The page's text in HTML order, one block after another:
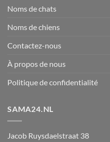
Noms de chats
Noms de chiens
Contactez-nous
À propos de nous
Politique de confidentialité
SAMA24.NL
Jacob Ruysdaelstraat 38